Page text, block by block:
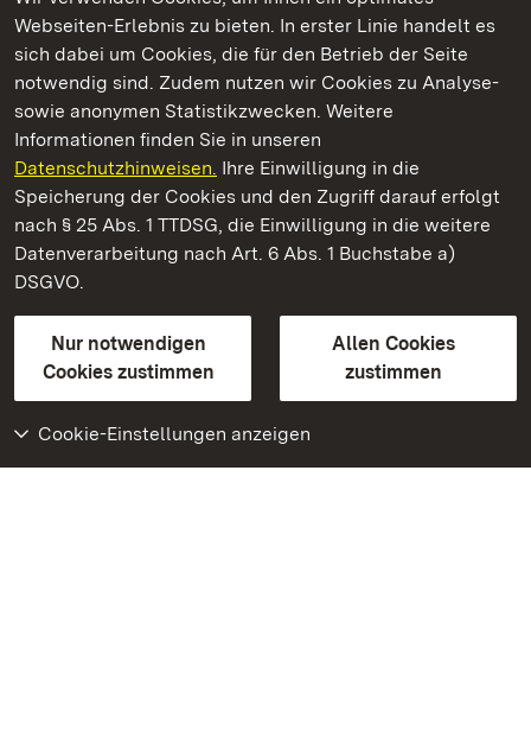
Webseiten-Erlebnis zu bieten. In erster Linie handelt es
sich dabei um Cookies, die für den Betrieb der Seite
notwendig sind. Zudem nutzen wir Cookies zu Analyse-
sowie anonymen Statistikzwecken. Weitere
Informationen finden Sie in unseren
Datenschutzhinweisen. Ihre Einwilligung in die
Speicherung der Cookies und den Zugriff darauf erfolgt
nach § 25 Abs. 1 TTDSG, die Einwilligung in die weitere
Datenverarbeitung nach Art. 6 Abs. 1 Buchstabe a)
DSGVO.
Nur notwendigen
Cookies zustimmen
Allen Cookies
zustimmen
Cookie-Einstellungen anzeigen
Kommen. Staunen. Genießen.
Staatliche Schlösser und Gärten Baden‑Württemberg
Staatliche Schlösser und Gärten Baden-Württemberg
Kontakt
GebärdenspracheLeichte Sprache
Erklärung zur Barrierefreiheit
BITV-konform (geprüfte Seiten)
Weiteres